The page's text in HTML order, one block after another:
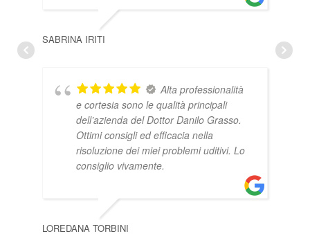
SABRINA IRITI
Alta professionalità
e cortesia sono le qualità principali
dell’azienda del Dottor Danilo Grasso.
Ottimi consigli ed efficacia nella
risoluzione dei miei problemi uditivi. Lo
consiglio vivamente.
LOREDANA TORBINI